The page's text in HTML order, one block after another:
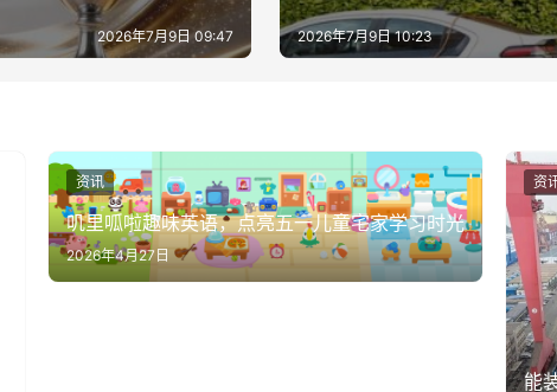
2026年7月9日 09:47 2026年7月9日 10:23
叽里呱啦趣味英语，点亮五一儿童宅家学习时光
2026年4月27日
资讯
能
资